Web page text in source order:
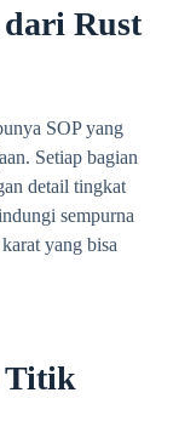
dari Rust
SOP yang
Setiap bagian
detail tingkat
sempurna
yang bisa
Titik